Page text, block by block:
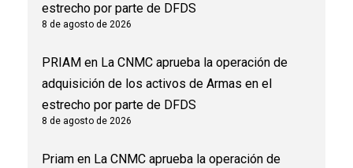
estrecho por parte de DFDS
8 de agosto de 2026
PRIAM en La CNMC aprueba la operación de
adquisición de los activos de Armas en el
estrecho por parte de DFDS
8 de agosto de 2026
Priam en La CNMC aprueba la operación de